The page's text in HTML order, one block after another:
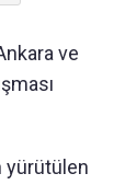
ve
yürütülen